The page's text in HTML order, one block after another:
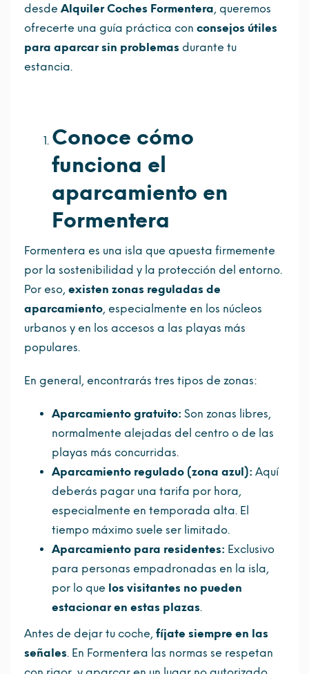
desde Alquiler Coches Formentera, queremos
ofrecerte una guía práctica con consejos útiles
para aparcar sin problemas durante tu
estancia.
Conoce cómo
funciona el
aparcamiento en
Formentera
Formentera es una isla que apuesta firmemente
por la sostenibilidad y la protección del entorno.
Por eso, existen zonas reguladas de
aparcamiento, especialmente en los núcleos
urbanos y en los accesos a las playas más
populares.
En general, encontrarás tres tipos de zonas:
Aparcamiento gratuito: Son zonas libres,
normalmente alejadas del centro o de las
playas más concurridas.
Aparcamiento regulado (zona azul): Aquí
deberás pagar una tarifa por hora,
especialmente en temporada alta. El
tiempo máximo suele ser limitado.
Aparcamiento para residentes: Exclusivo
para personas empadronadas en la isla,
por lo que los visitantes no pueden
estacionar en estas plazas.
Antes de dejar tu coche, fíjate siempre en las
señales. En Formentera las normas se respetan